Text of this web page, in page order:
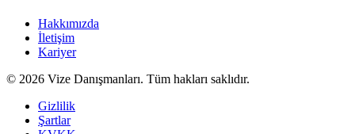
Hakkımızda
İletişim
Kariyer
© 2026 Vize Danışmanları. Tüm hakları saklıdır.
Gizlilik
Şartlar